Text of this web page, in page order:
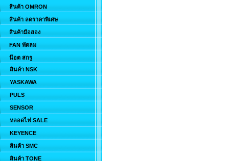
สินค้า OMRON
สินค้า ลดราคาพิเศษ
สินค้ามือสอง
FAN พัดลม
น๊อต สกรู
สินค้า NSK
YASKAWA
PULS
SENSOR
หลอดไฟ SALE
KEYENCE
สินค้า SMC
สินค้า TONE